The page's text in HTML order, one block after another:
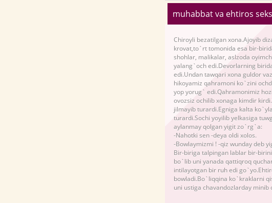
muhabbat va ehtiros seks
Chiroyli bezatilgan xona.Ajoyib
krovat,to`rt tomonida esa bir-
shohlar, malikalar, aslzoda
yalang`och edi.Devorlarning
edi.Undan tawqari xona guldor
hikoyamiz qahramoni ko`zini
yop yorug` edi.Qahramonimiz
ovozsiz ochilib xonaga kimdir
jilmayib turardi.Egniga kalta
turardi.Sochi yoyilib yelkasiga
aylanmay qolgan yigit zo`rg`a:
-Nahotki sen -deya oldi xolos.
-Bowlaymizmi ! -qiz wunday deb
Bir-biriga talpingan lablar bir-
bo`lib uni yanada qattiqroq
intilayotgan bir ruh edi
bowladi.Bo`liqqina ko`kraklarni
uni ustiga chavandozlarday